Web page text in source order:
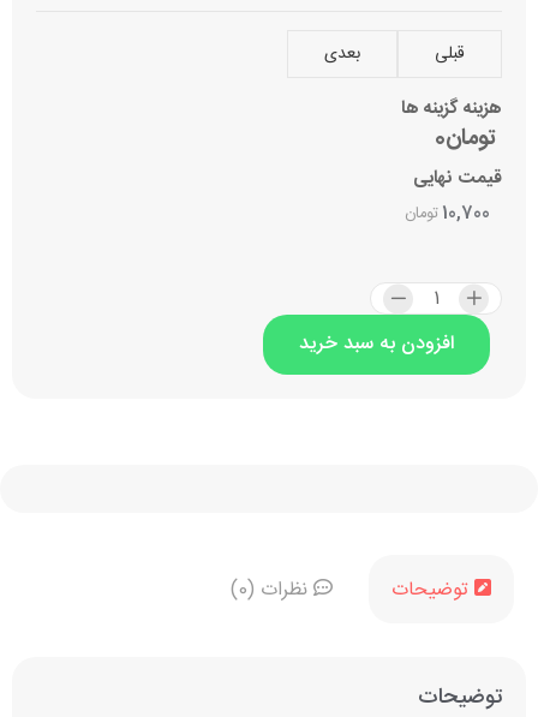
قبلی بعدی
هزینه گزینه ها
تومان0
قیمت نهایی
تومان10,700
افزودن به سبد خرید
توضیحات نظرات (0)
توضیحات